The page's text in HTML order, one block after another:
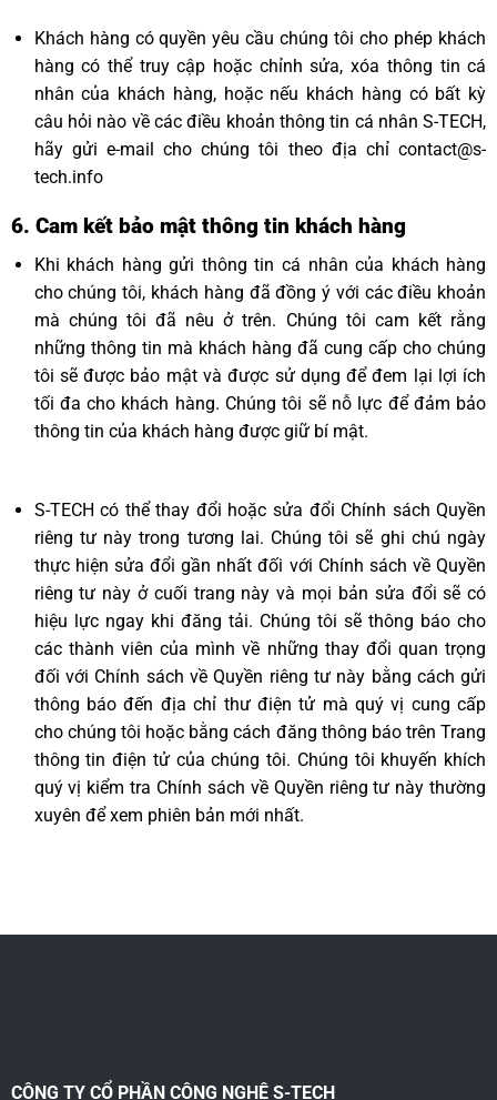
Khách hàng có quyền yêu cầu chúng tôi cho phép khách
hàng có thể truy cập hoặc chỉnh sửa, xóa thông tin cá
nhân của khách hàng, hoặc nếu khách hàng có bất kỳ
câu hỏi nào về các điều khoản thông tin cá nhân S-TECH,
hãy gửi e-mail cho chúng tôi theo địa chỉcontact@s-
tech.info
6. Cam kết bảo mật thông tin khách hàng
Khi khách hàng gửi thông tin cá nhân của khách hàng
cho chúng tôi, khách hàng đã đồng ý với các điều khoản
mà chúng tôi đã nêu ở trên. Chúng tôi cam kết rằng
những thông tin mà khách hàng đã cung cấp cho chúng
tôi sẽ được bảo mật và được sử dụng để đem lại lợi ích
tối đa cho khách hàng. Chúng tôi sẽ nỗ lực để đảm bảo
thông tin của khách hàng được giữ bí mật.
S-TECH có thể thay đổi hoặc sửa đổi Chính sách Quyền
riêng tư này trong tương lai. Chúng tôi sẽ ghi chú ngày
thực hiện sửa đổi gần nhất đối với Chính sách về Quyền
riêng tư này ở cuối trang này và mọi bản sửa đổi sẽ có
hiệu lực ngay khi đăng tải. Chúng tôi sẽ thông báo cho
các thành viên của mình về những thay đổi quan trọng
đối với Chính sách về Quyền riêng tư này bằng cách gửi
thông báo đến địa chỉ thư điện tử mà quý vị cung cấp
cho chúng tôi hoặc bằng cách đăng thông báo trên Trang
thông tin điện tử của chúng tôi. Chúng tôi khuyến khích
quý vị kiểm tra Chính sách về Quyền riêng tư này thường
xuyên để xem phiên bản mới nhất.
CÔNG TY CỔ PHẦN CÔNG NGHỆ S-TECH